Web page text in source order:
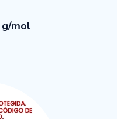
g/mol